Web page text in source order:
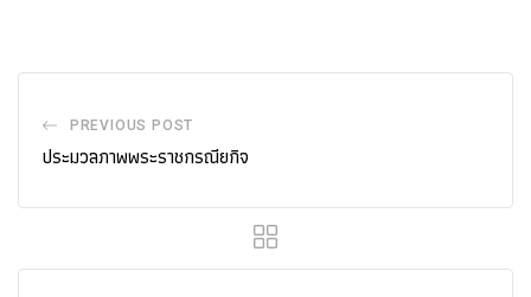
PREVIOUS POST
ประมวลภาพพระราชกรณียกิจ